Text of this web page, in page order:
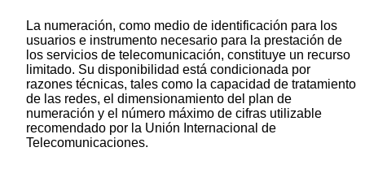
La numeración, como medio de identificación para los
usuarios e instrumento necesario para la prestación de
los servicios de telecomunicación, constituye un recurso
limitado. Su disponibilidad está condicionada por
razones técnicas, tales como la capacidad de tratamiento
de las redes, el dimensionamiento del plan de
numeración y el número máximo de cifras utilizable
recomendado por la Unión Internacional de
Telecomunicaciones.